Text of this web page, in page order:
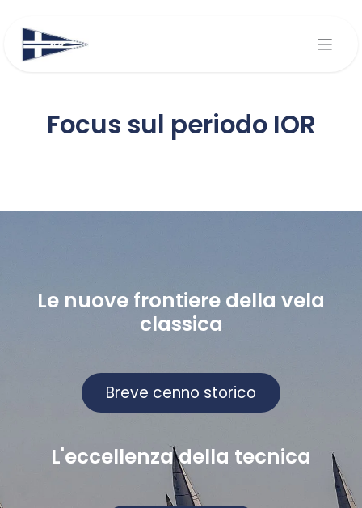
Focus sul periodo IOR
Le nuove frontiere della vela
classica
Breve cenno storico
L'eccellenza della tecnica